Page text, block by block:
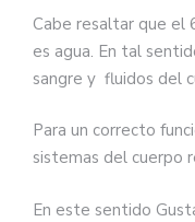
Cabe resaltar que el
es agua. En tal
sangre y fluidos del
Para un correcto
sistemas del cuerpo
En este sentido